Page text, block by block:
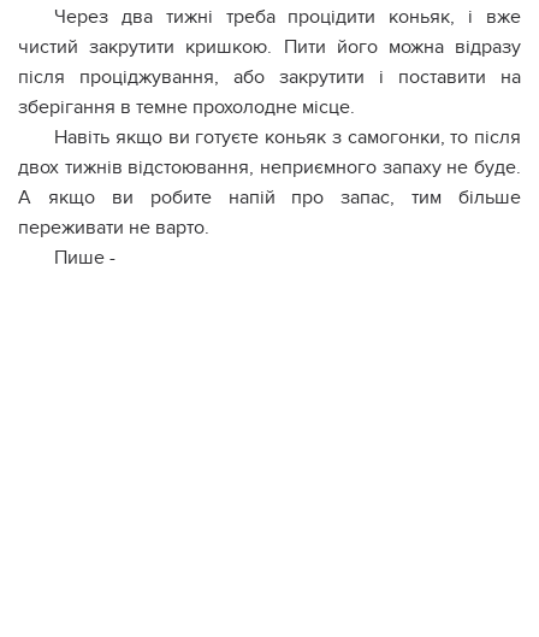
Через два тижні треба процідити коньяк, і вже
чистий закрутити кришкою. Пити його можна відразу
після проціджування, або закрутити і поставити на
зберігання в темне прохолодне місце.
Навіть якщо ви готуєте коньяк з самогонки, то після
двох тижнів відстоювання, неприємного запаху не буде.
А якщо ви робите напій про запас, тим більше
переживати не варто.
Пише -